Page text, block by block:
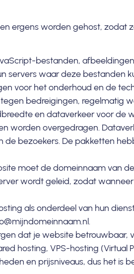
ergens worden gehost, zodat
-bestanden,
servers waar deze bestanden
voor het onderhoud en de
bedreigingen, regelmatig
en dataverkeer voor de
worden overgedragen.
bezoekers. De pakketten
moet de domeinnaam van
wordt geleid, zodat
als onderdeel van hun
dat je website betrouwbaar,
hosting, VPS-hosting (Virtual
en prijsniveaus, dus het is